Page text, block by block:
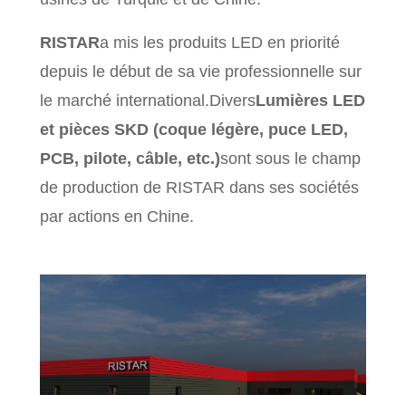
RISTARa mis les produits LED en priorité
depuis le début de sa vie professionnelle sur
le marché international.DiversLumières LED
et pièces SKD (coque légère, puce LED,
PCB, pilote, câble, etc.)sont sous le champ
de production de RISTAR dans ses sociétés
par actions en Chine.